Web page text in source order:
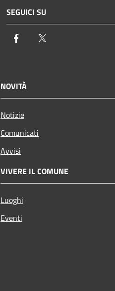
SEGUICI SU
Facebook
NOVITÀ
Notizie
Comunicati
Avvisi
VIVERE IL COMUNE
Luoghi
Eventi